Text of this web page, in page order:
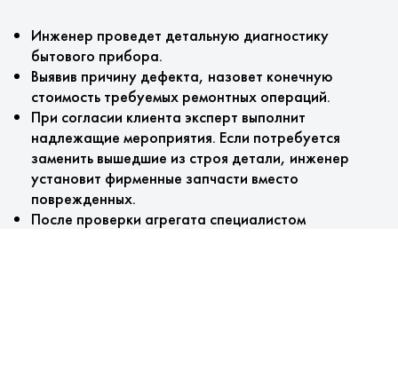
Инженер проведет детальную диагностику
бытового прибора.
Выявив причину дефекта, назовет конечную
стоимость требуемых ремонтных операций.
При согласии клиента эксперт выполнит
надлежащие мероприятия. Если потребуется
заменить вышедшие из строя детали, инженер
установит фирменные запчасти вместо
поврежденных.
После проверки агрегата специалистом